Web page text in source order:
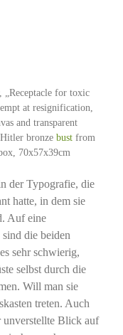
„Receptacle for toxic
at resignification,
and transparent
bronzebust from
70x57x39cm
der Typografie, die
hatte, in dem sie
Auf eine
die beiden
sehr schwierig,
selbst durch die
Will man sie
treten. Auch
unverstellte Blick auf